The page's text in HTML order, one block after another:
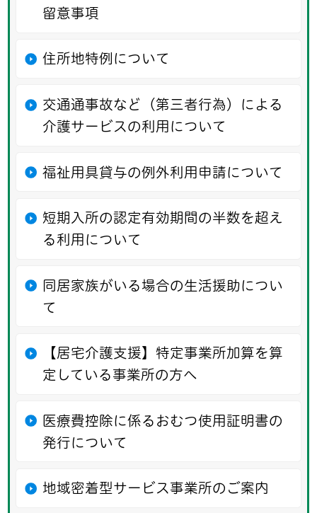
留意事項
住所地特例について
交通通事故など（第三者行為）による
介護サービスの利用について
福祉用具貸与の例外利用申請について
短期入所の認定有効期間の半数を超え
る利用について
同居家族がいる場合の生活援助につい
て
【居宅介護支援】特定事業所加算を算
定している事業所の方へ
医療費控除に係るおむつ使用証明書の
発行について
地域密着型サービス事業所のご案内